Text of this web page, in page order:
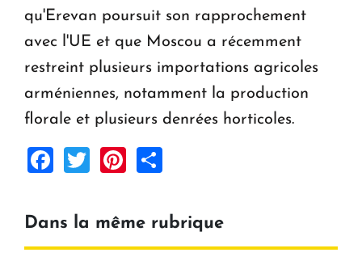
qu'Erevan poursuit son rapprochement
avec l'UE et que Moscou a récemment
restreint plusieurs importations agricoles
arméniennes, notamment la production
florale et plusieurs denrées horticoles.
Facebook
TwitterPinterest
Dans la même rubrique